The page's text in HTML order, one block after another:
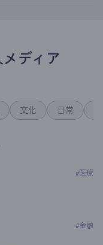
ディア
文化 日常
# 医療
#金融